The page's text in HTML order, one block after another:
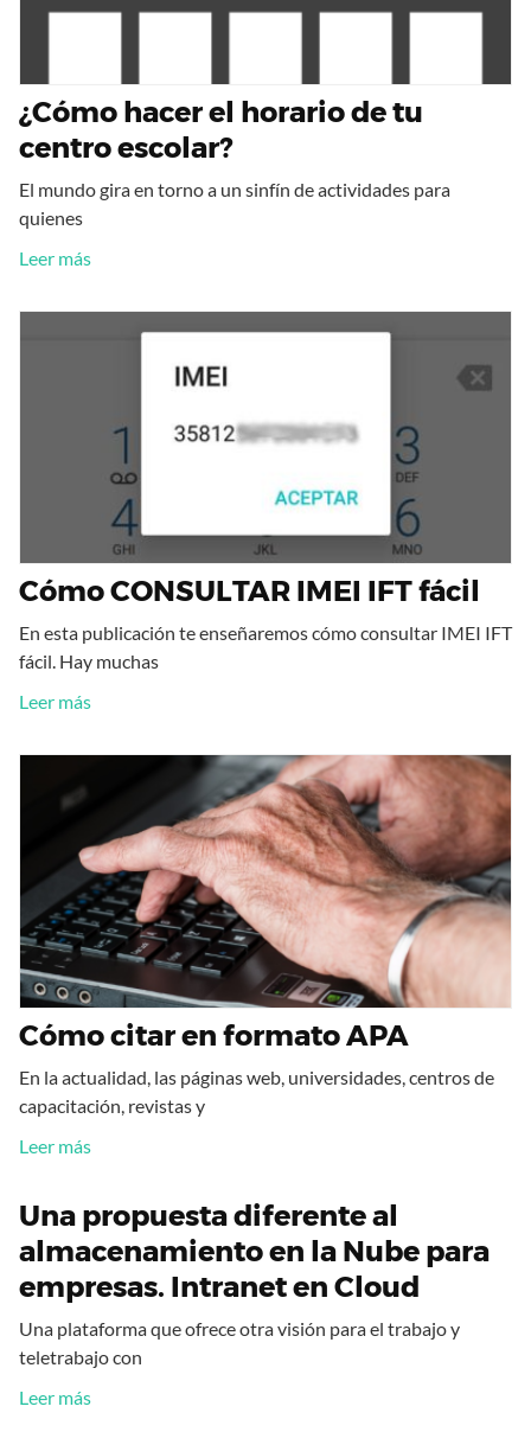
¿Cómo hacer el horario de tu
centro escolar?
El mundo gira en torno a un sinfín de actividades para
quienes
Leer más
Cómo CONSULTAR IMEI IFT fácil
En esta publicación te enseñaremos cómo consultar IMEI IFT
fácil. Hay muchas
Leer más
Cómo citar en formato APA
En la actualidad, las páginas web, universidades, centros de
capacitación, revistas y
Leer más
Una propuesta diferente al
almacenamiento en la Nube para
empresas. Intranet en Cloud
Una plataforma que ofrece otra visión para el trabajo y
teletrabajo con
Leer más